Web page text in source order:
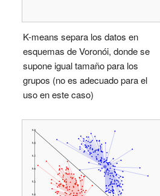
K-means separa los datos en
esquemas de Voronói, donde se
supone igual tamaño para los
grupos (no es adecuado para el
uso en este caso)